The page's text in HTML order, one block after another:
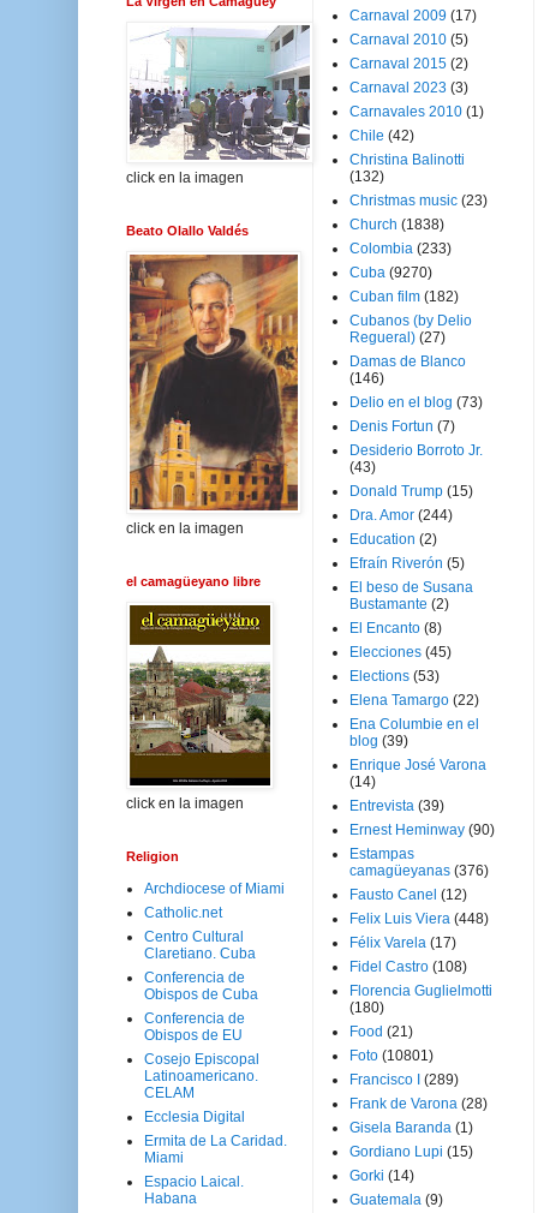
click en la imagen
Beato Olallo Valdés
click en la imagen
el camagüeyano libre
click en la imagen
Religion
Archdiocese of Miami
Catholic.net
Centro Cultural
Claretiano. Cuba
Conferencia de
Obispos de Cuba
Conferencia de
Obispos de EU
Cosejo Episcopal
Latinoamericano.
CELAM
Ecclesia Digital
Ermita de La Caridad.
Miami
Espacio Laical.
Habana
Carnaval 2009 (17)
Carnaval 2010 (5)
Carnaval 2015 (2)
Carnaval 2023 (3)
Carnavales 2010 (1)
Chile (42)
Christina Balinotti
(132)
Christmas music (23)
Church (1838)
Colombia (233)
Cuba (9270)
Cuban film (182)
Cubanos (by Delio
Regueral) (27)
Damas de Blanco
(146)
Delio en el blog (73)
Denis Fortun (7)
Desiderio Borroto Jr.
(43)
Donald Trump (15)
Dra. Amor (244)
Education (2)
Efraín Riverón (5)
El beso de Susana
Bustamante (2)
El Encanto (8)
Elecciones (45)
Elections (53)
Elena Tamargo (22)
Ena Columbie en el
blog (39)
Enrique José Varona
(14)
Entrevista (39)
Ernest Heminway (90)
Estampas
camagüeyanas (376)
Fausto Canel (12)
Felix Luis Viera (448)
Félix Varela (17)
Fidel Castro (108)
Florencia Guglielmotti
(180)
Food (21)
Foto (10801)
Francisco I
(289)
Frank de Varona (28)
Gisela Baranda (1)
Gordiano Lupi (15)
Gorki (14)
Guatemala (9)